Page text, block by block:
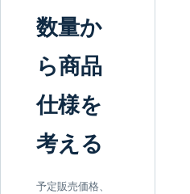
数量か
ら商品
仕様を
考える
予定販売価格、